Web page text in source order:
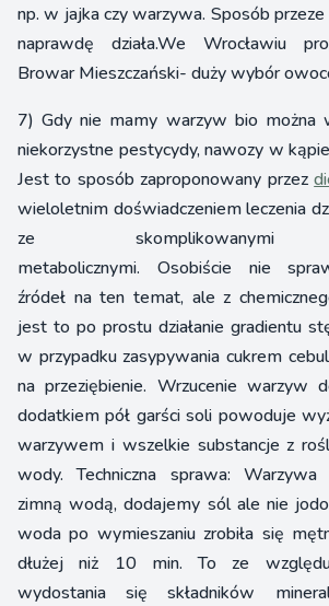
np. w jajka czy warzywa. Sposób
naprawdę działa.We Wrocławiu
Browar Mieszczański- duży wybór
7) Gdy nie mamy warzyw bio można
niekorzystne pestycydy, nawozy w
Jest to sposób zaproponowany przez
wieloletnim doświadczeniem leczenia
ze skomplikowanymi
metabolicznymi. Osobiście nie
źródeł na ten temat, ale z
jest to po prostu działanie gradientu
w przypadku zasypywania cukrem
na przeziębienie. Wrzucenie warzyw
dodatkiem pół garści soli powoduje
warzywem i wszelkie substancje z
wody. Techniczna sprawa:
zimną wodą, dodajemy sól ale nie
woda po wymieszaniu zrobiła się
dłużej niż 10 min. To ze względu
wydostania się składników